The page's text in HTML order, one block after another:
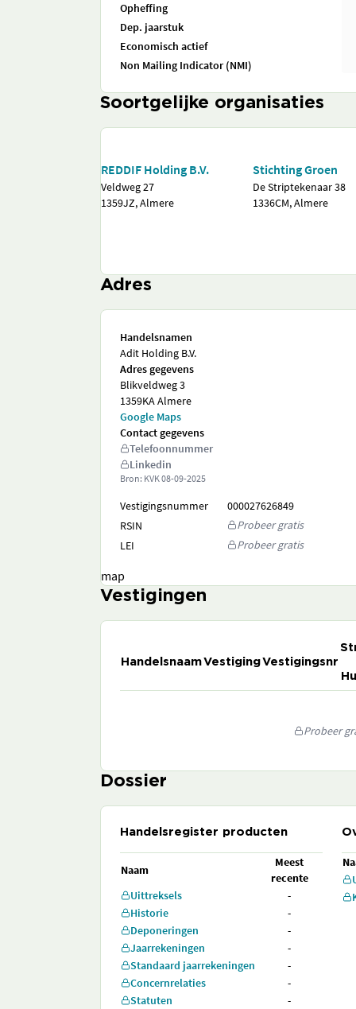
Opheffing
Dep. jaarstuk
Economisch actief
Non Mailing Indicator (NMI)
Soortgelijke organisaties
REDDIF Holding B.V.
Veldweg 27
1359JZ, Almere
Stichting Groen
De Striptekenaar 38
1336CM, Almere
Adres
Handelsnamen
Adit Holding B.V.
Adres gegevens
Blikveldweg 3
1359KA Almere
Google Maps
Contact gegevens
Telefoonnummer
Linkedin
Bron: KVK08-09-2025
Vestigingsnummer
000027626849
RSIN
Probeer gratis
LEI
Probeer gratis
map
Vestigingen
HandelsnaamVestigingVestigingsnr
Probeer
Dossier
Handelsregister producten
Naam
Meest
recente
Uittreksels
-
Historie
-
Deponeringen
-
Jaarrekeningen
-
Standaard jaarrekeningen
-
Concernrelaties
-
Statuten
-